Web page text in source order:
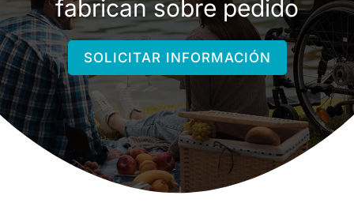
fabrican sobre pedido
SOLICITAR INFORMACIÓN